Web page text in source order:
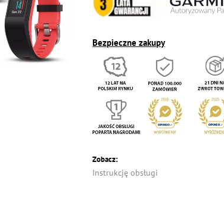
Bezpieczne zakupy
Zobacz:
Instrukcję obsługi